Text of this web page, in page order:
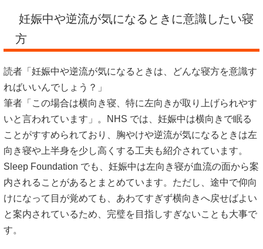
妊娠中や逆流が気になるときに意識したい寝
方
読者「妊娠中や逆流が気になるときは、どんな寝方を意識す
ればいいんでしょう？」
筆者「この場合は横向き寝、特に左向きが取り上げられやす
いと言われています」。NHS では、妊娠中は横向きで眠る
ことがすすめられており、胸やけや逆流が気になるときは左
向き寝や上半身を少し高くする工夫も紹介されています。
Sleep Foundation でも、妊娠中は左向き寝が血流の面から案
内されることがあるとまとめています。ただし、途中で仰向
けになって目が覚めても、あわてすぎず横向きへ戻せばよい
と案内されているため、完璧を目指しすぎないことも大事で
す。